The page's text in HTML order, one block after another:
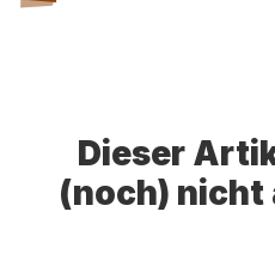
Dieser
(noch) nicht